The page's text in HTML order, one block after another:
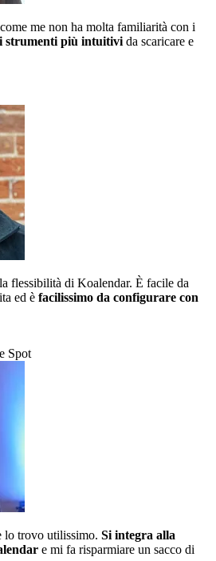
me non ha molta familiarità con i
strumenti più intuitivi da scaricare e
flessibilità di Koalendar. È facile da
ed è facilissimo da configurare con
Spot
lo trovo utilissimo. Si integra alla
e mi fa risparmiare un sacco di